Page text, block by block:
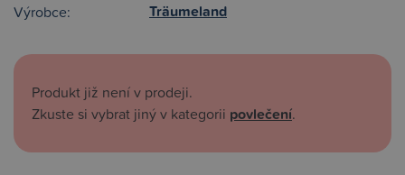
Výrobce: Träumeland
Produkt již není v prodeji.
Zkuste si vybrat jiný v kategorii povlečení.